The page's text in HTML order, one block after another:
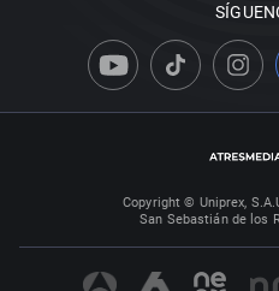
Copyright © Uniprex,
San Sebastián de los